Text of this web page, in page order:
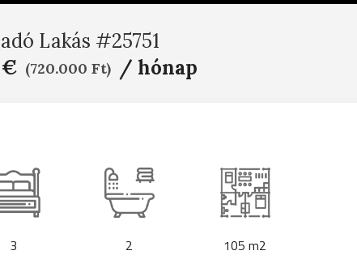
Lakás #25751
€ (720.000 Ft) / hónap
3 2 105 m2